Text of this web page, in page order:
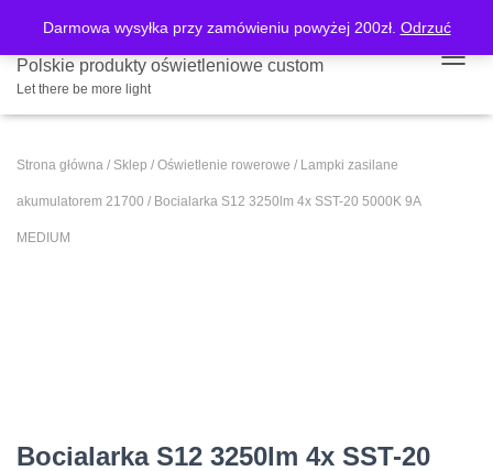
Darmowa wysyłka przy zamówieniu powyżej 200zł. Odrzuć
Polskie produkty oświetleniowe custom
Let there be more light
Strona główna / Sklep / Oświetlenie rowerowe / Lampki zasilane
akumulatorem 21700 / Bocialarka S12 3250lm 4x SST-20 5000K 9A
MEDIUM
Bocialarka S12 3250lm 4x SST-20